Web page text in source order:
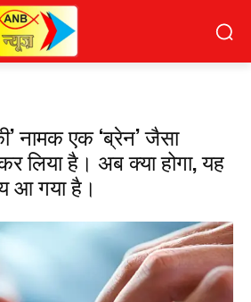
नामक एक ‘ब्रेन’ जैसा
लिया है। अब क्या होगा, यह
आ गया है।